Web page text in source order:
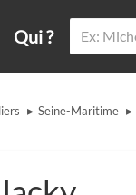
Qui ?
▸ Seine-Maritime ▸